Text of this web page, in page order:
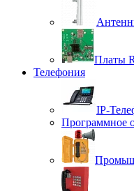
Платы
Телефония
IP-
Программное